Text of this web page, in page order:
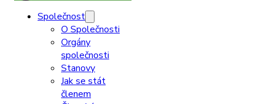
Společnost
O Společnosti
Orgány
společnosti
Stanovy
Jak se stát
členem